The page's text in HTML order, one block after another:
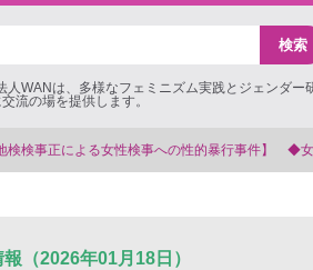
WANは、多様なフェミニズム実践とジェンダー
流の場を提供します。
性的暴行事件】 ◆女性検事を支援する会事務局
（2026年01月18日）